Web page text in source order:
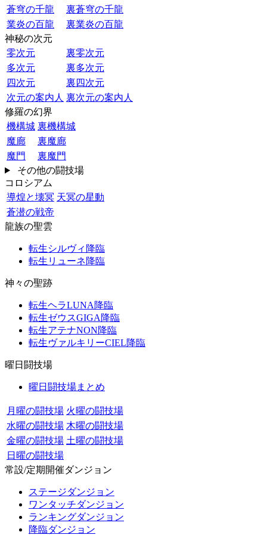
蒼穹の千龍
裏蒼穹の千龍
業炎の百龍
裏業炎の百龍
神秘の次元
零次元
裏零次元
多次元
裏多次元
四次元
裏四次元
次元の案内人 裏次元の案内人
修羅の幻界
機構城 裏機構城
魔廊
裏魔廊
魔門
裏魔門
その他の闘技場
コロシアム
導煌と壊冥 天冥の星動
蒼潜の戦帝
龍族の聖雲
転生シルヴィ降臨
転生リューネ降臨
神々の聖跡
転生ヘラLUNA降臨
転生ゼウスGIGA降臨
転生アテナNON降臨
転生ヴァルキリーCIEL降臨
曜日闘技場
曜日闘技場まとめ
月曜の闘技場 火曜の闘技場
水曜の闘技場 木曜の闘技場
金曜の闘技場 土曜の闘技場
日曜の闘技場
常設/定期開催ダンジョン
ステージダンジョン
ワンタッチダンジョン
ランキングダンジョン
降臨ダンジョン